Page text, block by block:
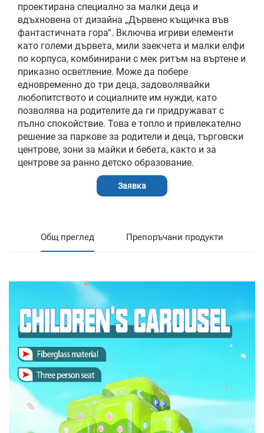
проектирана специално за малки деца и
вдъхновена от дизайна „Дървено къщичка във
фантастичната гора“. Включва игриви елементи
като големи дървета, мили заекчета и малки елфи
по корпуса, комбинирани с мек ритъм на въртене и
приказно осветление. Може да побере
едновременно до три деца, задоволявайки
любопитството и социалните им нужди, като
позволява на родителите да ги придружават с
пълно спокойствие. Това е топло и привлекателно
решение за паркове за родители и деца, търговски
центрове, зони за майки и бебета, както и за
центрове за ранно детско образование.
Заявка
Общ преглед Препоръчани продукти